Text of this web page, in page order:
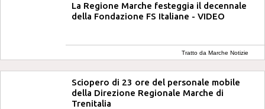
La Regione Marche festeggia il decennale
della Fondazione FS Italiane - VIDEO
Tratto da Marche Notizie
Sciopero di 23 ore del personale mobile
della Direzione Regionale Marche di
Trenitalia